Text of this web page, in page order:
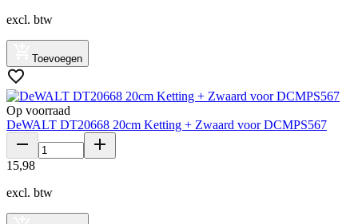
excl. btw
Toevoegen
Op voorraad
DeWALT DT20668 20cm Ketting + Zwaard voor DCMPS567
15,98
excl. btw